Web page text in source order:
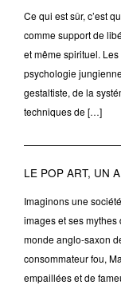
Ce qui est sûr, c’est
comme support de
et même spirituel.
psychologie
gestaltiste, de la
techniques de […]
LE POP ART, UN
Imaginons une
images et ses
monde anglo-saxon
consommateur fou,
empaillées et de